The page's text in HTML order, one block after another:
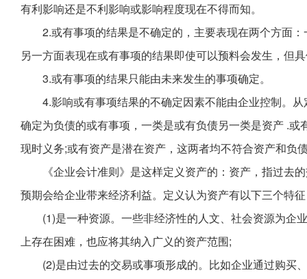
有利影响还是不利影响或影响程度现在不得而知。
2.或有事项的结果是不确定的，主要表现在两个方面
另一方面表现在或有事项的结果即使可以预料会发生，但
3.或有事项的结果只能由未来发生的事项确定。
4.影响或有事项结果的不确定因素不能由企业控制。
确定为负债的或有事项，一类是或有负债另一类是资产 .
现时义务;或有资产是潜在资产，这两者均不符合资产和负
《企业会计准则》是这样定义资产的：资产，指过去
预期会给企业带来经济利益。定义认为资产有以下三个特
(1)是一种资源。一些非经济性的人文、社会资源为企
上存在困难，也应将其纳入广义的资产范围;
(2)是由过去的交易或事项形成的。比如企业通过购买